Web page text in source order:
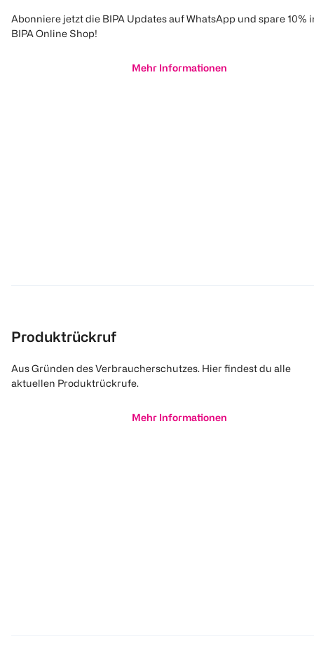
Abonniere jetzt die BIPA Updates auf WhatsApp und spare 10%
BIPA Online Shop!
Mehr Informationen
Produktrückruf
Aus Gründen des Verbraucherschutzes. Hier findest du alle
aktuellen Produktrückrufe.
Mehr Informationen